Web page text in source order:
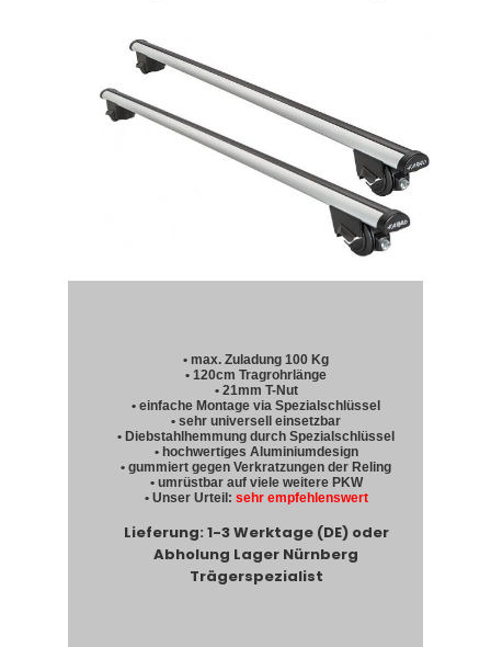
• max. Zuladung 100 Kg
• 120cm Tragrohrlänge
• 21mm T-Nut
• einfache Montage via Spezialschlüssel
• sehr universell einsetzbar
• Diebstahlhemmung durch Spezialschlüssel
• hochwertiges Aluminiumdesign
• gummiert gegen Verkratzungen der Reling
• umrüstbar auf viele weitere PKW
• Unser Urteil: sehr empfehlenswert
Lieferung: 1-3 Werktage (DE) oder
Abholung Lager Nürnberg
Trägerspezialist